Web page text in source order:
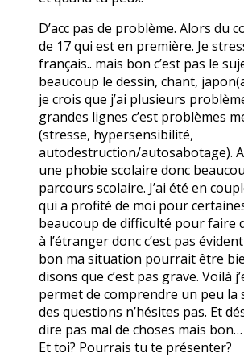
D’acc pas de problème. Alors du
de 17 qui est en première. Je
français.. mais bon c’est pas le
beaucoup le dessin, chant,
je crois que j’ai plusieurs
grandes lignes c’est problèmes
(stresse, hypersensibilité,
autodestruction/autosabotage).
une phobie scolaire donc
parcours scolaire. J’ai été en
qui a profité de moi pour
beaucoup de difficulté pour faire
à l’étranger donc c’est pas
bon ma situation pourrait être
disons que c’est pas grave. Voilà
permet de comprendre un peu la
des questions n’hésites pas. Et
dire pas mal de choses mais bon…
Et toi? Pourrais tu te présenter?